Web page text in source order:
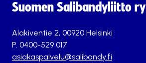
Suomen Salibandyliitto ry
Alakiventie 2, 00920 Helsinki
P. 0400-529 017
asiakaspalvelu@salibandy.fi